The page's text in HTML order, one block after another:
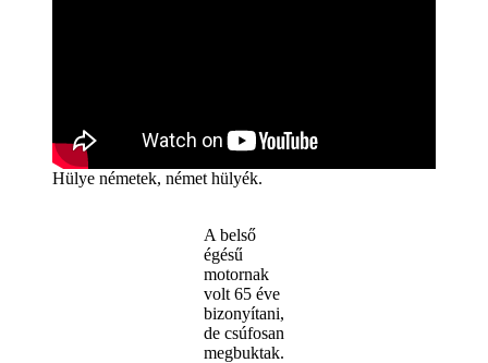
Hülye németek, német hülyék.
A belső
égésű
motornak
volt 65 éve
bizonyítani,
de csúfosan
megbuktak.